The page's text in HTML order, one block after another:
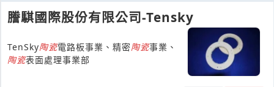
謄騏國際股份有限公司-Tensky
TenSky陶瓷電路板事業、精密陶瓷事業、
陶瓷表面處理事業部